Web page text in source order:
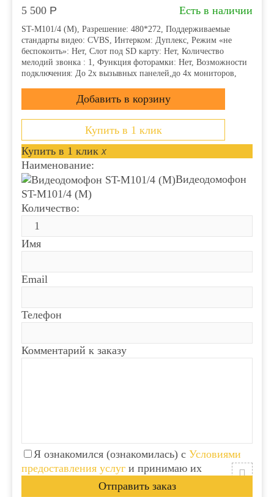
5 500 Р Есть в наличии
ST-M101/4 (М), Разрешение: 480*272, Поддерживаемые
стандарты видео: CVBS, Интерком: Дуплекс, Режим «не
беспокоить»: Нет, Слот под SD карту: Нет, Количество
мелодий звонка : 1, Функция фоторамки: Нет, Возможности
подключения: До 2х вызывных панелей,до 4х мониторов,
Купить в 1 клик
Купить в 1 клик x
Наименование:
Видеодомофон
ST-M101/4 (М)
Количество:
Имя
Email
Телефон
Комментарий к заказу
Я ознакомился (ознакомилась) с Условиями
предоставления услуг и принимаю их